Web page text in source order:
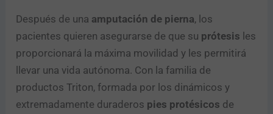
Después de una amputación de pierna, los
pacientes quieren asegurarse de que su prótesis les
proporcionará la máxima movilidad y les permitirá
llevar una vida autónoma. Con la familia de
productos Triton, formada por los dinámicos y
extremadamente duraderos pies protésicos de